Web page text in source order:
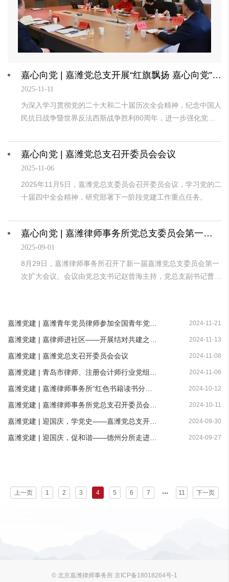
嘉心向党 | 嘉潍党总支开展“红旗飘扬 嘉心向党”主题党日活动
2025-11-11
为深入学习贯彻党的二十大和二十届历次全会精神，纪念中国人
民抗日战争暨世界反法西斯战争胜利80周年，进一步强化党性
红色教育基地，开展“红旗飘扬 嘉心向党”主题党日活动。
嘉心向党 | 嘉潍党总支召开委员会会议
2025-11-06
2025年11月5日，嘉潍党总支委员会召开委员会议，学习党的二
十届四中全会精神，研究部署下一阶段党建工作重点任务。
嘉心向党 | 嘉潍律师事务所党总支委员会第一次扩大会议顺利召开
2025-09-01
8月29日，嘉潍律师事务所召开了新一届嘉潍党总支委员会第一
次扩大会议。会议由党总支书记赵曾海主持，党总支副书记曹春
2024-11-21
2024-11-13
嘉潍党建 | 嘉潍党总支召开委员会会议 2024-11-08
2024-11-06
2024-10-12
2024-10-11
2024-09-30
2024-09-27
上一页 1 2 3 4 5 6 7 ... 11 下一页
© 北京嘉潍律师事务所 京ICP备18018264号-1